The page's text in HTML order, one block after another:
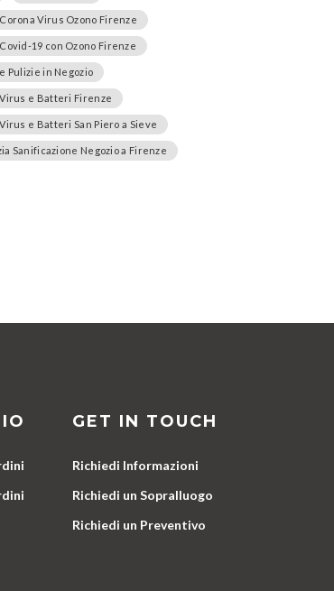
Virus Ozono Firenze
19 con Ozono Firenze
Pulizie in Negozio
e Batteri Firenze
e Batteri San Piero a Sieve
Sanificazione Negozio a Firenze
GET IN TOUCH
Richiedi Informazioni
Richiedi un Sopralluogo
Richiedi un Preventivo